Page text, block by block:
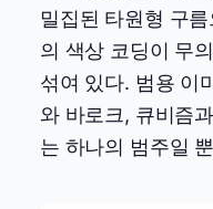
밀집된 타원형 구
의 색상 코딩이 무
섞여 있다. 범용 이
와 바로크, 큐비즘
는 하나의 범주일